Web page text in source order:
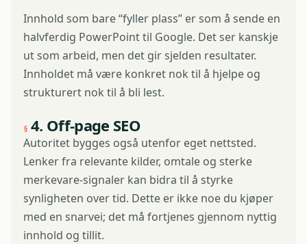
Innhold som bare “fyller plass” er som å sende en
halvferdig PowerPoint til Google. Det ser kanskje
ut som arbeid, men det gir sjelden resultater.
Innholdet må være konkret nok til å hjelpe og
strukturert nok til å bli lest.
4. Off-page SEO
Autoritet bygges også utenfor eget nettsted.
Lenker fra relevante kilder, omtale og sterke
merkevare-signaler kan bidra til å styrke
synligheten over tid. Dette er ikke noe du kjøper
med en snarvei; det må fortjenes gjennom nyttig
innhold og tillit.